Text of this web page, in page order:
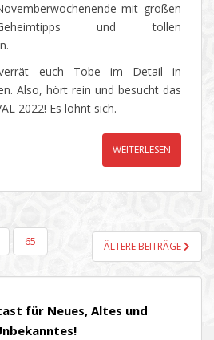
mit großen
und tollen
euch Tobe im Detail in
Also, hört rein und besucht das
2022! Es lohnt sich.
WEITERLESEN
65 ÄLTERE BEITRÄGE
für Neues, Altes und